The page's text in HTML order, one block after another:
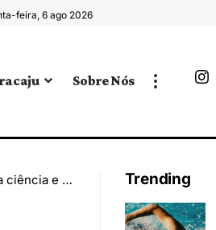
feira, 6 ago 2026
Sobre Nós
educação digital Trending